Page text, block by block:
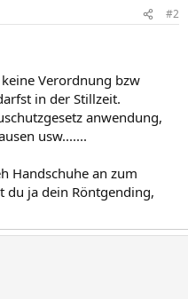
#2
Verordnung bzw
in der Stillzeit.
anwendung,
usw.......
Handschuhe an zum
du ja dein Röntgending,